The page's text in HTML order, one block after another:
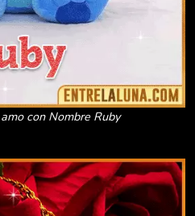
con Nombre Ruby